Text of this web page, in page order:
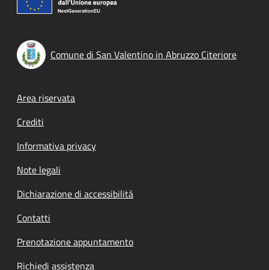
Comune di San Valentino in Abruzzo Citeriore
Footer menu
Area riservata
Crediti
Informativa privacy
Note legali
Dichiarazione di accessibilità
Contatti
Prenotazione appuntamento
Richiedi assistenza